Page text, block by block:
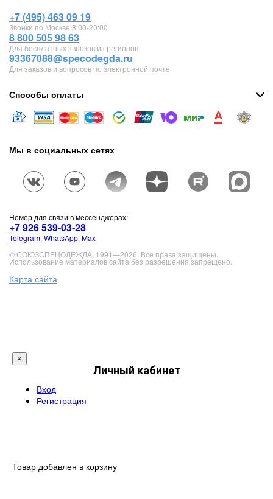
+7 (495) 463 09 19
Звонки по Москве 8:00-20:00
8 800 505 98 63
Для бесплатных звонков из регионов
93367088@specodegda.ru
Для заказов и вопросов по электронной почте
Способы оплаты
Мы в социальных сетях
Номер для связи в мессенджерах:
+7 926 539-03-28
Telegram WhatsApp Max
© СОЮЗСПЕЦОДЕЖДА, 1991—2026. Все права защищены.
Использование материалов сайта без разрешения запрещено.
Карта сайта
×
Личный кабинет
Вход
Регистрация
Товар добавлен в корзину